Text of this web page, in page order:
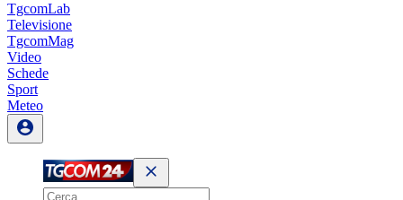
TgcomLab
Televisione
TgcomMag
Video
Schede
Sport
Meteo